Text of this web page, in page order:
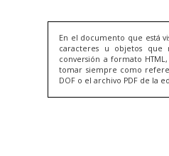
En el documento que está
caracteres u objetos
conversión a formato
tomar siempre como
DOF o el archivo PDF de la